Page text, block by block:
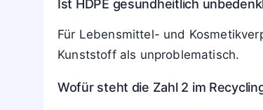
Ist HDPE gesundheitlich
Für Lebensmittel- und
Kunststoff als unproblematisch.
Wofür steht die Zahl 2 im